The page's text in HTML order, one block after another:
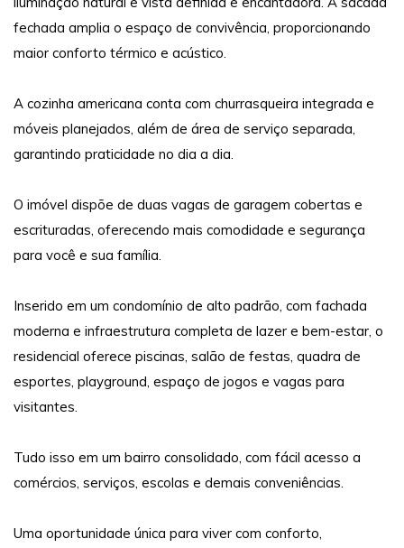
fechada amplia o espaço de convivência, proporcionando
maior conforto térmico e acústico.
A cozinha americana conta com churrasqueira integrada e
móveis planejados, além de área de serviço separada,
garantindo praticidade no dia a dia.
O imóvel dispõe de duas vagas de garagem cobertas e
escrituradas, oferecendo mais comodidade e segurança
para você e sua família.
Inserido em um condomínio de alto padrão, com fachada
moderna e infraestrutura completa de lazer e bem-estar, o
residencial oferece piscinas, salão de festas, quadra de
esportes, playground, espaço de jogos e vagas para
visitantes.
Tudo isso em um bairro consolidado, com fácil acesso a
comércios, serviços, escolas e demais conveniências.
Uma oportunidade única para viver com conforto,